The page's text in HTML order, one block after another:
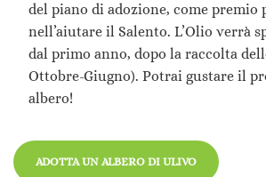
del piano di adozione, come premio
nell’aiutare il Salento. L’Olio verrà
dal primo anno, dopo la raccolta
Ottobre-Giugno). Potrai gustare il
albero!
ADOTTA UN ALBERO DI ULIVO